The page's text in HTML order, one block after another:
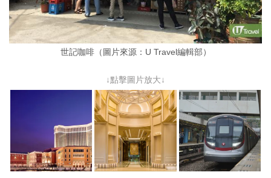
世記咖啡（圖片來源：U Travel編輯部）
↓點擊圖片放大↓